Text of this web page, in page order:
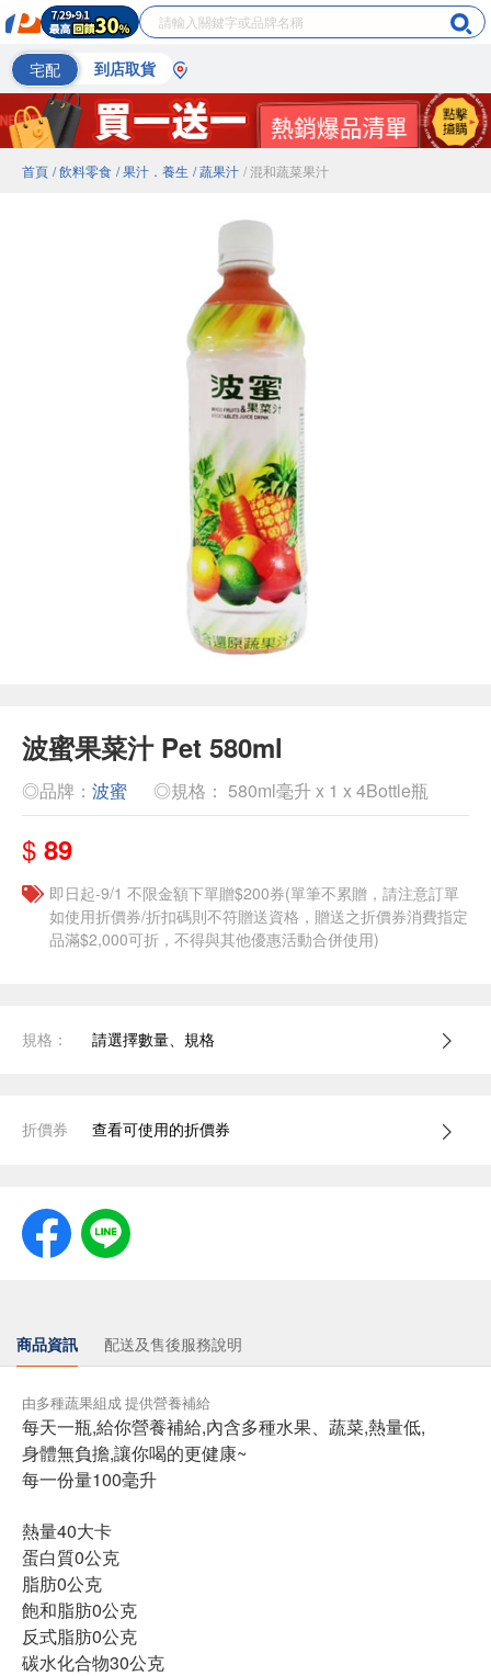
宅配 到店取貨
首頁 / 飲料零食 / 果汁．養生 / 蔬果汁 / 混和蔬菜果汁
波蜜果菜汁 Pet 580ml
◎品牌： 波蜜 ◎規格： 580ml毫升 x 1 x 4Bottle瓶
$ 89
即日起-9/1 不限金額下單贈$200券(單筆不累贈，請注意訂單
如使用折價券/折扣碼則不符贈送資格，贈送之折價券消費指定
品滿$2,000可折，不得與其他優惠活動合併使用)
規格： 請選擇數量、規格
折價券 查看可使用的折價券
商品資訊 配送及售後服務說明
由多種蔬果組成 提供營養補給
每天一瓶,給你營養補給,內含多種水果、蔬菜,熱量低,
身體無負擔,讓你喝的更健康~
每一份量100毫升
熱量40大卡
蛋白質0公克
脂肪0公克
飽和脂肪0公克
反式脂肪0公克
碳水化合物30公克